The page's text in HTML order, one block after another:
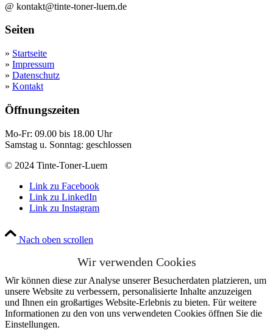
@ kontakt@tinte-toner-luem.de
Seiten
» Startseite
» Impressum
» Datenschutz
» Kontakt
Öffnungszeiten
Mo-Fr: 09.00 bis 18.00 Uhr
Samstag u. Sonntag: geschlossen
© 2024 Tinte-Toner-Luem
Link zu Facebook
Link zu LinkedIn
Link zu Instagram
Nach oben scrollen
Wir verwenden Cookies
Wir können diese zur Analyse unserer Besucherdaten platzieren, um
unsere Website zu verbessern, personalisierte Inhalte anzuzeigen
und Ihnen ein großartiges Website-Erlebnis zu bieten. Für weitere
Informationen zu den von uns verwendeten Cookies öffnen Sie die
Einstellungen.